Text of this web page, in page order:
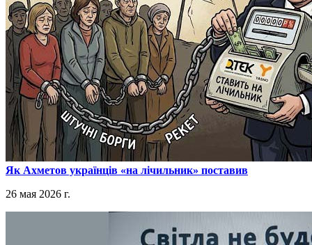
​Як Ахметов українців «на лічильник» поставив
26 мая 2026 г.